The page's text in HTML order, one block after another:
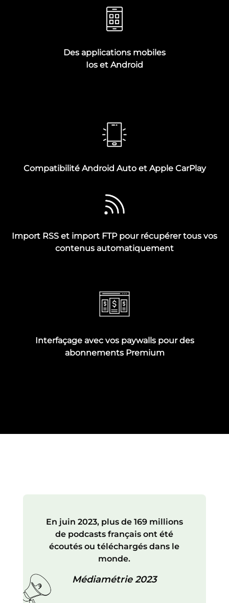
Des applications mobiles
Ios et Android
Compatibilité Android Auto et Apple CarPlay
Import RSS et import FTP pour récupérer tous vos
contenus automatiquement
Interfaçage avec vos paywalls pour des
abonnements Premium
En juin 2023, plus de 169 millions
de podcasts français ont été
écoutés ou téléchargés dans le
monde.
Médiamétrie 2023